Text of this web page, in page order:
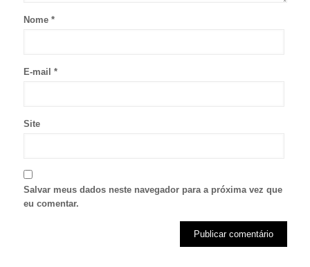
Nome *
E-mail *
Site
Salvar meus dados neste navegador para a próxima vez que
eu comentar.